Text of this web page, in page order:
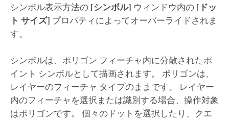
シンボル表示方法の [シンボル] ウィンドウ内の [ドッ
ト サイズ] プロパティによってオーバーライドされま
す。
シンボルは、ポリゴン フィーチャ内に分散されたポ
イント シンボルとして描画されます。 ポリゴンは、
レイヤーのフィーチャ タイプのままです。 レイヤー
内のフィーチャを選択または識別する場合、操作対象
はポリゴンです。 個々のドットを選択したり、クエ